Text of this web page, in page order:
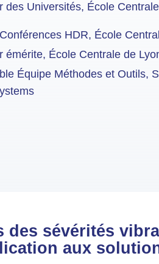
des Universités, École
HDR, École
émérite, École Centrale de
Équipe Méthodes et Outils,
des sévérités
aux